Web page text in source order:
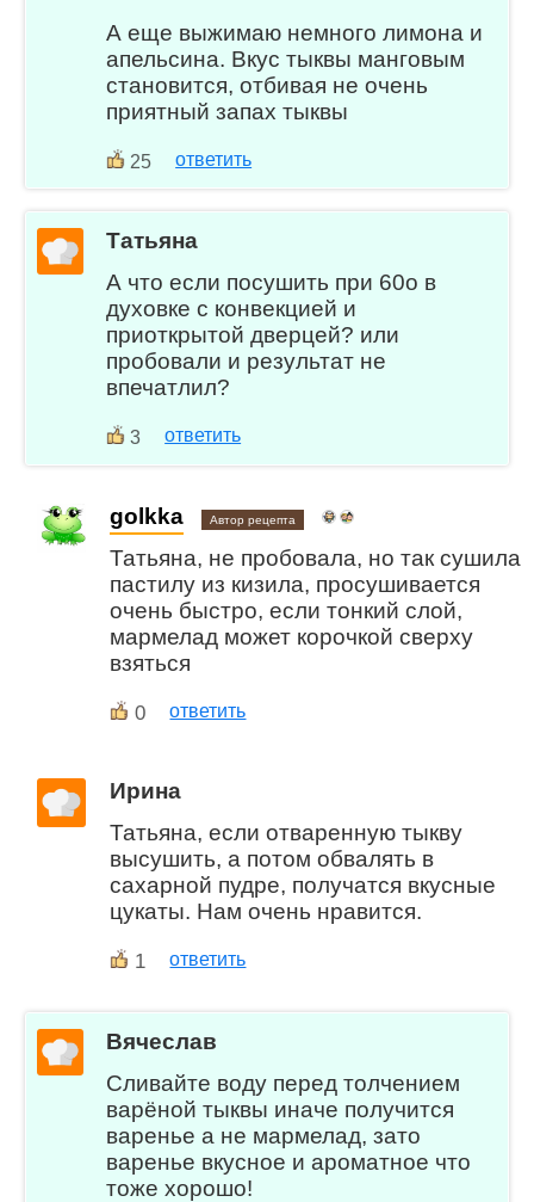
А еще выжимаю немного лимона и
апельсина. Вкус тыквы манговым
становится, отбивая не очень
приятный запах тыквы
25 ответить
Татьяна
А что если посушить при 60о в
духовке с конвекцией и
приоткрытой дверцей? или
пробовали и результат не
впечатлил?
3 ответить
golkka Автор рецепта
Татьяна, не пробовала, но так сушила
пастилу из кизила, просушивается
очень быстро, если тонкий слой,
мармелад может корочкой сверху
взяться
0 ответить
Ирина
Татьяна, если отваренную тыкву
высушить, а потом обвалять в
сахарной пудре, получатся вкусные
цукаты. Нам очень нравится.
1 ответить
Вячеслав
Сливайте воду перед толчением
варёной тыквы иначе получится
варенье а не мармелад, зато
варенье вкусное и ароматное что
тоже хорошо!